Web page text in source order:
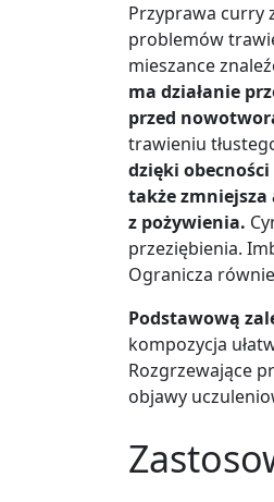
Przyprawa curry
problemów
mieszance
ma działanie
przed
trawieniu
dzięki
także zmniejsza
z pożywienia.
przeziębienia.
Ogranicza
Podstawową
kompozycja
Rozgrzewające
objawy